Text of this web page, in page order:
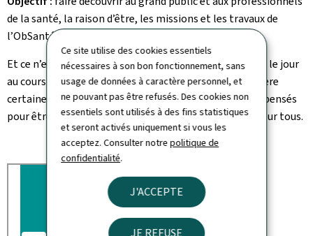
Ce site utilise des cookies essentiels
nécessaires à son bon fonctionnement, sans
usage de données à caractère personnel, et
ne pouvant pas être refusés. Des cookies non
essentiels sont utilisés à des fins statistiques
et seront activés uniquement si vous les
acceptez. Consulter notrepolitique de
confidentialité.
J'ACCEPTE
JE REFUSE
de la santé, la raison d’être, les missions et les travaux de
l’ObSanté.
Et ce n’est qu’un début, d’autres capsules vidéo verront le jour
au cours de l’année. Elles mettront davantage en lumière
certaines productions et résultats, avec des contenus pensés
pour être à la fois utiles, informatifs et engageants pour tous.